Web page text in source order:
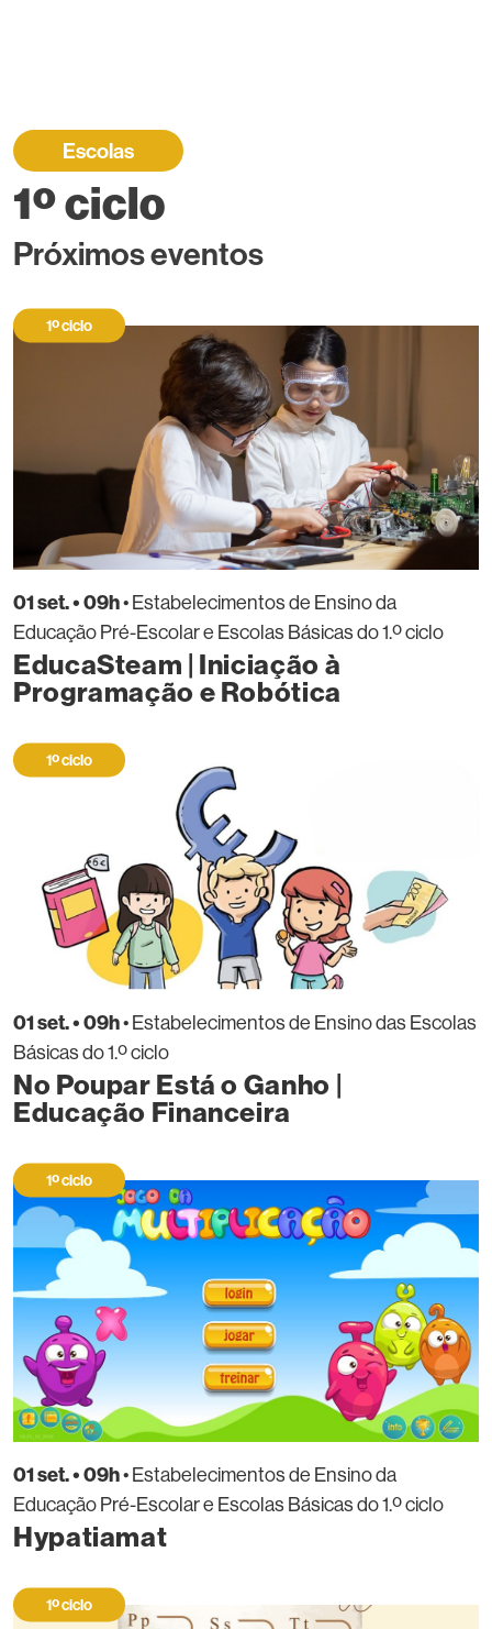
Escolas
1º ciclo
Próximos eventos
1º ciclo
01 set. • 09h• Estabelecimentos de Ensino da
Educação Pré-Escolar e Escolas Básicas do 1.º ciclo
EducaSteam | Iniciação à
Programação e Robótica
1º ciclo
01 set. • 09h• Estabelecimentos de Ensino das Escolas
Básicas do 1.º ciclo
No Poupar Está o Ganho |
Educação Financeira
1º ciclo
01 set. • 09h• Estabelecimentos de Ensino da
Educação Pré-Escolar e Escolas Básicas do 1.º ciclo
Hypatiamat
1º ciclo